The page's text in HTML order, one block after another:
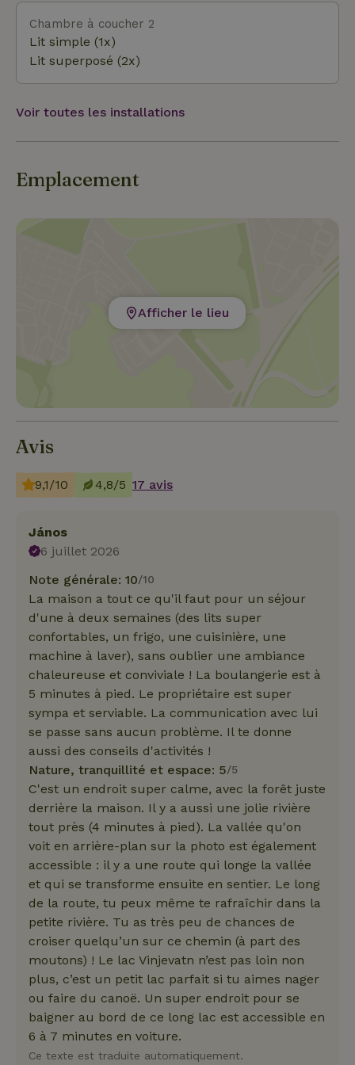
Chambre à coucher 2
Lit simple (1x)
Lit superposé (2x)
Voir toutes les installations
Emplacement
Afficher le lieu
Avis
9,1/10 4,8/5 17 avis
János
6 juillet 2026
Note générale: 10/10
La maison a tout ce qu'il faut pour un séjour
d'une à deux semaines (des lits super
confortables, un frigo, une cuisinière, une
machine à laver), sans oublier une ambiance
chaleureuse et conviviale ! La boulangerie est à
5 minutes à pied. Le propriétaire est super
sympa et serviable. La communication avec lui
se passe sans aucun problème. Il te donne
aussi des conseils d'activités !
Nature, tranquillité et espace: 5/5
C'est un endroit super calme, avec la forêt juste
derrière la maison. Il y a aussi une jolie rivière
tout près (4 minutes à pied). La vallée qu'on
voit en arrière-plan sur la photo est également
accessible : il y a une route qui longe la vallée
et qui se transforme ensuite en sentier. Le long
de la route, tu peux même te rafraîchir dans la
petite rivière. Tu as très peu de chances de
croiser quelqu’un sur ce chemin (à part des
moutons) ! Le lac Vinjevatn n’est pas loin non
plus, c’est un petit lac parfait si tu aimes nager
ou faire du canoë. Un super endroit pour se
baigner au bord de ce long lac est accessible en
6 à 7 minutes en voiture.
Ce texte est traduite automatiquement.